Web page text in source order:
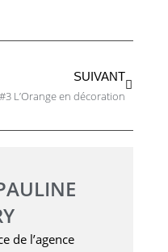
SUIVANT
#3 L’Orange en décoration
de l’agence